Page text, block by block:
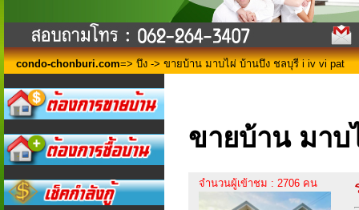
condo-chonburi.com=> บึง -> ขายบ้าน มาบไผ่ บ้านบึง ชลบุรี i iv vi pat
ขายบ้าน มาบ
จำนวนผู้เข้าชม : 2706 คน